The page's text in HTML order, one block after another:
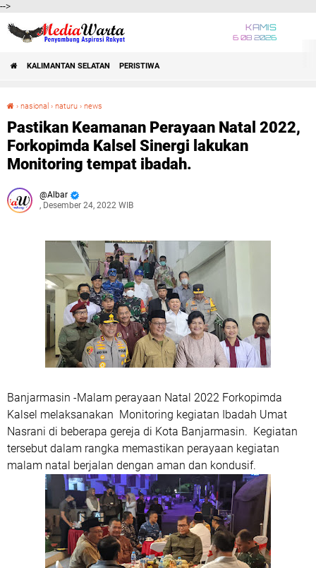
-->
KAMIS
6 08 2026
KALIMANTAN SELATAN PERISTIWA
› nasional › naturu › news
Pastikan Keamanan Perayaan Natal 2022,
Forkopimda Kalsel Sinergi lakukan
Monitoring tempat ibadah.
Albar
, Desember 24, 2022 WIB
Banjarmasin -Malam perayaan Natal 2022 Forkopimda
Kalsel melaksanakan Monitoring kegiatan Ibadah Umat
Nasrani di beberapa gereja di Kota Banjarmasin. Kegiatan
tersebut dalam rangka memastikan perayaan kegiatan
malam natal berjalan dengan aman dan kondusif.